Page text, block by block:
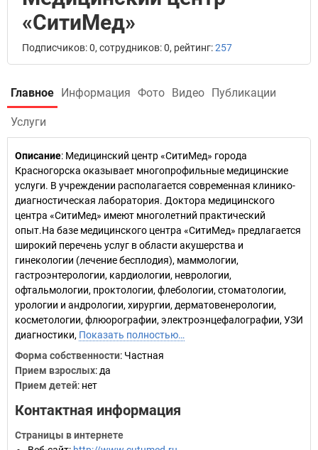
«СитиМед»
Подписчиков: 0, сотрудников: 0, рейтинг:257
Главное Информация Фото Видео Публикации
Услуги
Описание: Медицинский центр «СитиМед» города
Красногорска оказывает многопрофильные медицинские
услуги. В учреждении располагается современная клинико-
диагностическая лаборатория. Доктора медицинского
центра «СитиМед» имеют многолетний практический
опыт.На базе медицинского центра «СитиМед» предлагается
широкий перечень услуг в области акушерства и
гинекологии (лечение бесплодия), маммологии,
гастроэнтерологии, кардиологии, неврологии,
офтальмологии, проктологии, флебологии, стоматологии,
урологии и андрологии, хирургии, дерматовенерологии,
косметологии, флюорографии, электроэнцефалографии, УЗИ
диагностики, Показать полностью…
Форма собственности: Частная
Прием взрослых: да
Прием детей: нет
Контактная информация
Страницы в интернете